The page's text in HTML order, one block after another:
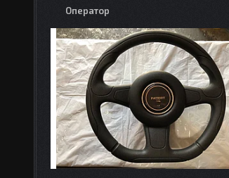
Оператор